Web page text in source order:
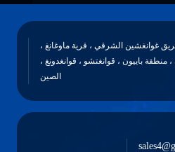
، طريق غوانغشين الشرقي ، قرية ماوغانغ ،
، منطقة باييون ، قوانغتشو ، قوانغدونغ ،
الصين